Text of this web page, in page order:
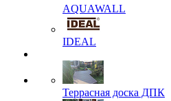
AQUAWALL
IDEAL
Террасная доска ДПК